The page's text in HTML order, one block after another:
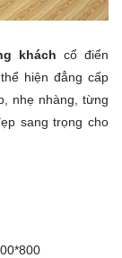
khách cổ điển
hiện đẳng cấp
nhẹ nhàng, từng
sang trọng cho